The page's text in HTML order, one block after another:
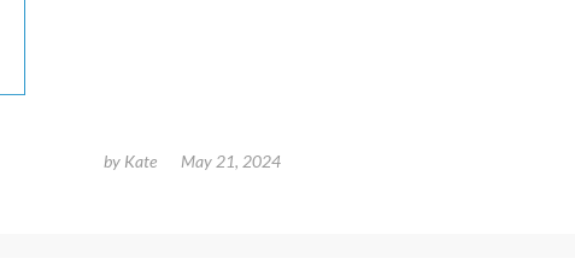
by Kate May 21, 2024